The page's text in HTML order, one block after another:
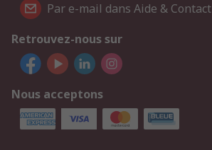
Par e-mail dans Aide & Contact
Retrouvez-nous sur
Nous acceptons